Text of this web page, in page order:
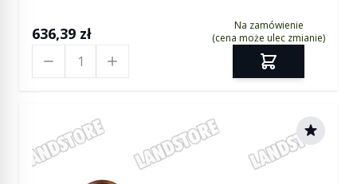
636,39 zł
Na zamówienie
(cena może ulec zmianie)